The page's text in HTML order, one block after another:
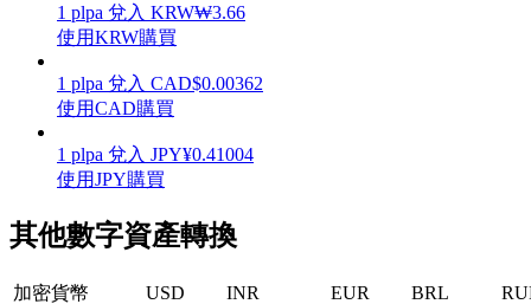
機槍池
1 plpa 兌入 KRW₩3.66
使用KRW購買
1 plpa 兌入 CAD$0.00362
使用CAD購買
1 plpa 兌入 JPY¥0.41004
使用JPY購買
其他數字資產轉換
加密貨幣 USD INR EUR BRL